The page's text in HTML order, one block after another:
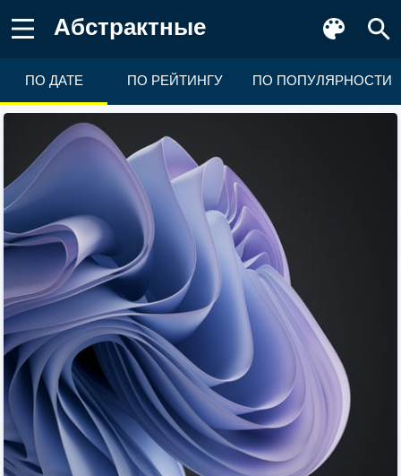
Абстрактные
ПО ДАТЕ ПО РЕЙТИНГУ ПО ПОПУЛЯРНОСТИ